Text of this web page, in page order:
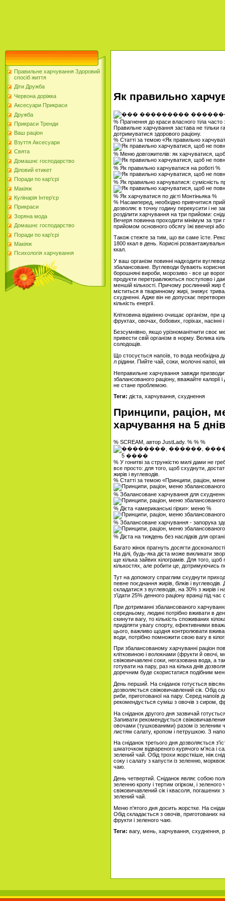
Правильне харчування Здоровий
спосіб життя
Діти Дружба
Червона доріжка
Аксесуари Прикраси
Дружба
Прикраси Тренди
Ваш раціон
Взуття Аксесуари
Свята
Домашнє господарство
Діловий етикет
Поради по кар'єрі
Макіяж
Кулінарія Інтер'єр
Прикраси
Зоряна мода
Домашнє господарство
Поради по кар'єрі
Макіяж
Психологія харчування
Як правильно
% Прагнення до краси власного тіла
Правильне харчування застава не тільки
дотримуватися здорового раціону.
% Статті за темою «Як правильно
% Меню довгожителів: як харчуватися,
% Як правильно харчуватися на роботі %
% Як правильно харчуватися: сумісність
% Як харчуватися по дієті Монтіньяка %
% Насамперед, необхідно привчитися
дозволяє в точну годину перекусити і не
розділити харчування на три прийоми:
Вечеря повинна проходити мінімум за три
прийомом основного обсягу їжі ввечері
Також стежте за тим, що ви саме їсте.
1800 ккал в день. Корисні
ккал.
У ваш організм повинні надходити
збалансоване. Вуглеводи бувають
борошняні вироби, морозиво - все це
продукти перетравлюються поступово і
меншій кількості. Причому рослинний жир
міститься в тваринному жирі, знижує
схудненні. Адже він не допускає
кількість енергії.
Клітковина відмінно очищає організм, при
фруктах, овочах, бобових, горіхах, насінні
Безсумнівно, якщо урізноманітнити своє
привести свій організм в норму. Велика
солодощів.
Що стосується напоїв, то вода необхідна
л рідини. Пийте чай, соки, молочні напої,
Неправильне харчування завжди
збалансованого раціону, вважайте
не стане проблемою.
Теги: дієта, харчування, схуднення
Принципи, раціон,
харчування на 5 днів
% SCREAM, автор JustLady. % % %
% У гонитві за стрункістю милі дами не
все просто: для того, щоб схуднути,
жирів і вуглеводів.
% Статті за темою «Принципи, раціон,
% Збалансоване харчування для
% Дієта «американські гірки»: меню %
% Збалансоване харчування - запорука
% Дієта на тиждень без наслідків для
Багато жінок прагнуть досягти
На ділі, будь-яка дієта може викликати
ще кілька зайвих кілограмів. Для того,
кількостях, але робити це, дотримуючись
Тут на допомогу спраглим схуднути
певне поєднання жирів, білків і
складатися з вуглеводів, на 30% з жирів і
з'їдати 25% денного раціону вранці під час
При дотриманні збалансованого
середньому, людині потрібно вживати в
скинути вагу, то кількість споживаних
приділяти увагу спорту, ефективними
цього, важливо щодня контролювати
води, потрібно помножити свою вагу в
При збалансованому харчуванні раціон
клітковиною і волокнами (фрукти й овочі,
свіжовичавлені соки, негазована вода, а
готувати на пару, раз на кілька днів
доречним буде скористатися подібним
День перший. На сніданок готується
дозволяється свіжовичавлений сік. Обід
риби, приготованої на пару. Серед напоїв
рекомендується суміш з овочів з сиром,
На сніданок другого дня зазвичай
Запивати рекомендується
овочами (тушкованими) разом із зеленим
листям салату, кропом і петрушкою. З
На сніданок третього дня дозволяється
шматочком відвареного курячого м'яса і
зелений чай. Обід трохи жорсткіше, ніж
соку і салату з капусти із зеленню,
чаю.
День четвертий. Сніданок являє собою
зеленню кропу і тертим огірком, і
свіжовичавлений сік і квасоля, погашених
зелений чай.
Меню п'ятого дня досить жорстке. На
Обід складається з овочів, приготованих
фрукти і зеленого чаю.
Теги: вагу, мень, харчування, схуднення,